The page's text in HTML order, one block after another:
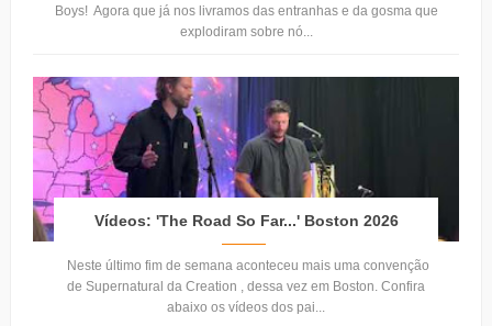
Boys! Agora que já nos livramos das entranhas e da gosma que
explodiram sobre nó...
Vídeos: 'The Road So Far...' Boston 2026
Neste último fim de semana aconteceu mais uma convenção
de Supernatural da Creation , dessa vez em Boston. Confira
abaixo os vídeos dos pai...